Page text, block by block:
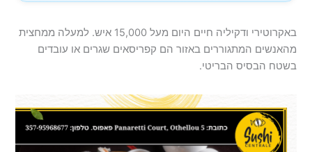
באקרוטירי ודקיליה חיים היום מעל 15,000 איש. למעלה ממחצית
מהאנשים המתגוררים באזור הם קפריסאים שגרים או עובדים
בשטח הבסיס הבריטי.